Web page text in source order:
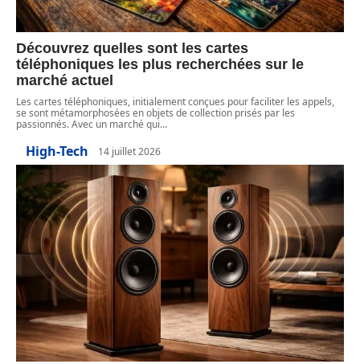
Découvrez quelles sont les cartes
téléphoniques les plus recherchées sur le
marché actuel
Les cartes téléphoniques, initialement conçues pour faciliter les appels,
se sont métamorphosées en objets de collection prisés par les
passionnés. Avec un marché qui…
High-Tech 14 juillet 2026